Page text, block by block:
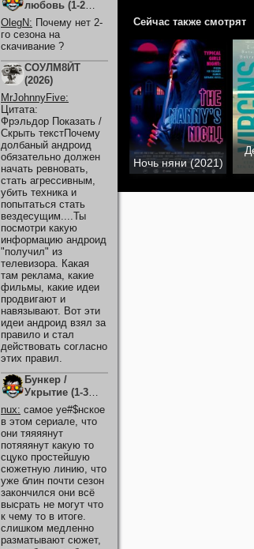
Сейчас также смотрят
Ночь няни (2021)
любовь (1-2
Сезон)
OlegN: Почему нет 2-
го сезона на
скачивание ?
СОУЛМ8ЙТ
(2026)
MrJohnnyFive:
Цитата:
Фрэльдор Показать /
Скрыть текстПочему
долбаный андроид
обязательно должен
начать ревновать,
стать агрессивным,
убить техника и
попытаться стать
вездесущим....Ты
посмотри какую
информацию андроид
"получил" из
телевизора. Какая
там реклама, какие
фильмы, какие идеи
продвигают и
навязывают. Вот эти
идеи андроид взял за
правило и стал
действовать согласно
этих правил.
Бункер /
Укрытие (1-3
Сезон)
nux: самое уе#$нское
в этом сериале, что
они тяяяянут
потяяянут какую то
сцуко простейшую
сюжетную линию, что
уже блин почти сезон
закончился они всё
высрать не могут что
к чему то в итоге.
слишком медленно
разматывают сюжет,